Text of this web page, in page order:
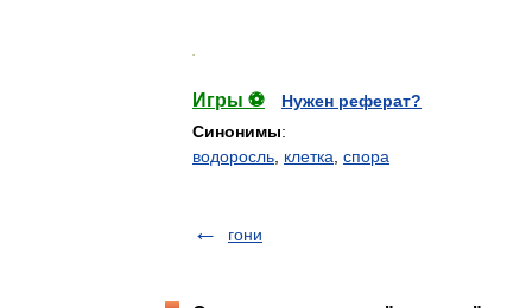
Игры ⚽
Нужен реферат?
Синонимы:
водоросль клетка спора
гони